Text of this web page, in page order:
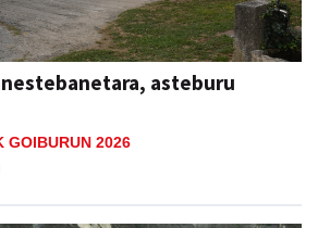
asteburu
GOIBURUN 2026